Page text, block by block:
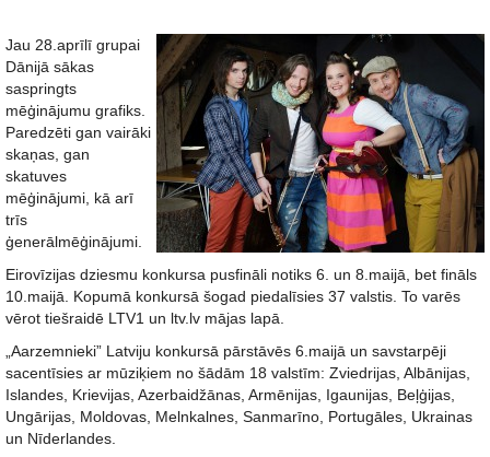
Jau 28.aprīlī grupai
Dānijā sākas
saspringts
mēģinājumu grafiks.
Paredzēti gan vairāki
skaņas, gan
skatuves
mēģinājumi, kā arī
trīs
ģenerālmēģinājumi.
Eirovīzijas dziesmu konkursa pusfināli notiks 6. un 8.maijā, bet fināls
10.maijā. Kopumā konkursā šogad piedalīsies 37 valstis. To varēs
vērot tiešraidē LTV1 un ltv.lv mājas lapā.
„Aarzemnieki” Latviju konkursā pārstāvēs 6.maijā un savstarpēji
sacentīsies ar mūziķiem no šādām 18 valstīm: Zviedrijas, Albānijas,
Islandes, Krievijas, Azerbaidžānas, Armēnijas, Igaunijas, Beļģijas,
Ungārijas, Moldovas, Melnkalnes, Sanmarīno, Portugāles, Ukrainas
un Nīderlandes.